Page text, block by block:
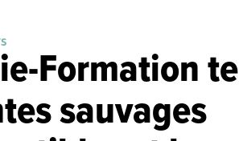
Formation
sauvages